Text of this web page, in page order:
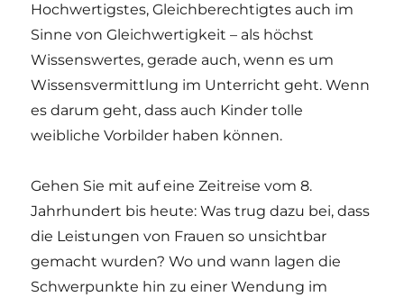
Hochwertigstes, Gleichberechtigtes auch im
Sinne von Gleichwertigkeit – als höchst
Wissenswertes, gerade auch, wenn es um
Wissensvermittlung im Unterricht geht. Wenn
es darum geht, dass auch Kinder tolle
weibliche Vorbilder haben können.
Gehen Sie mit auf eine Zeitreise vom 8.
Jahrhundert bis heute: Was trug dazu bei, dass
die Leistungen von Frauen so unsichtbar
gemacht wurden? Wo und wann lagen die
Schwerpunkte hin zu einer Wendung im